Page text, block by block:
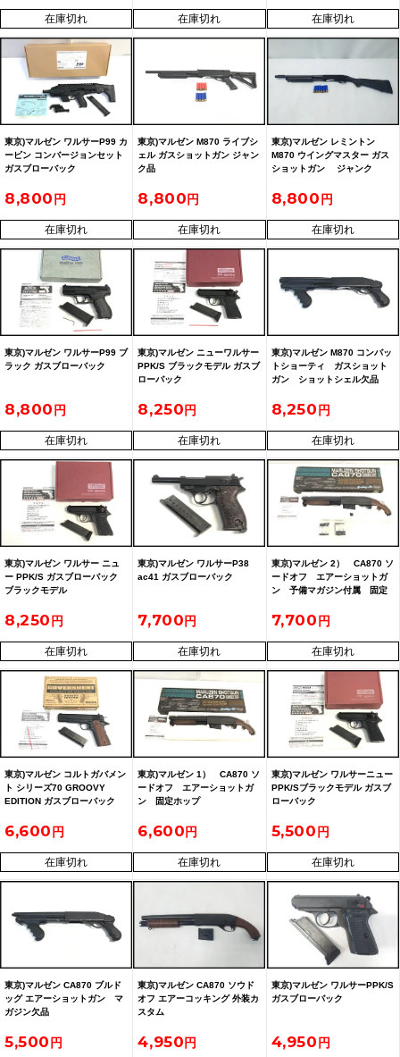
在庫切れ 在庫切れ 在庫切れ
東京)マルゼン ワルサーP99 カ
ービン コンバージョンセット
ガスブローバック
8,800
在庫切れ
東京)マルゼン M870 ライブシ
ェル ガスショットガン ジャン
ク品
8,800
在庫切れ
東京)マルゼン レミントン
M870 ウイングマスター ガス
ショットガン ジャンク
8,800
在庫切れ
東京)マルゼン ワルサーP99 ブ
ラック ガスブローバック
8,800
在庫切れ
東京)マルゼン ニューワルサー
PPK/S ブラックモデル ガスブ
ローバック
8,250
在庫切れ
東京)マルゼン M870 コンバッ
トショーティ ガスショット
ガン ショットシェル欠品
8,250
在庫切れ
東京)マルゼン ワルサー ニュ
ー PPK/S ガスブローバック
ブラックモデル
8,250
在庫切れ
東京)マルゼン ワルサーP38
ac41 ガスブローバック
7,700
在庫切れ
東京)マルゼン 2） CA870 ソ
ードオフ エアーショットガ
ン 予備マガジン付属 固定
7,700
在庫切れ
東京)マルゼン コルトガバメン
ト シリーズ70 GROOVY
EDITION ガスブローバック
6,600
在庫切れ
東京)マルゼン 1） CA870 ソ
ードオフ エアーショットガ
ン 固定ホップ
6,600
在庫切れ
東京)マルゼン ワルサーニュー
PPK/Sブラックモデル ガスブ
ローバック
5,500
在庫切れ
東京)マルゼン CA870 ブルド
ッグ エアーショットガン マ
ガジン欠品
5,500
東京)マルゼン CA870 ソウド
オフ エアーコッキング 外装カ
スタム
4,950
東京)マルゼン ワルサーPPK/S
ガスブローバック
4,950